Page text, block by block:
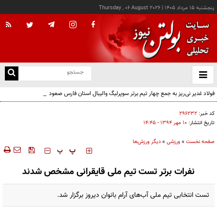
پنجشنبه ۱۵ مرداد ۱۴۰۵ |
Thursday , 06 August 2026
باز
و
فولاد غدیر نی‌ریز به جمع چهار تیم برتر سوپرلیگ والیبال استان فارس صعود کرد
کد خبر: ۲۹۶۲۳۲
تاریخ انتشار: ۱۰ مهر ۱۳۹۴ - ۱۴:۴۵
صفحه نخست »ورزشی »دیگر ورزش‌ها
‍‍‍ پ پ
نفرات برتر تست تیم ملی قایقرانی مشخص شدند
تست انتخابی تیم ملی آب‌های آرام بانوان دیروز برگزار شد.